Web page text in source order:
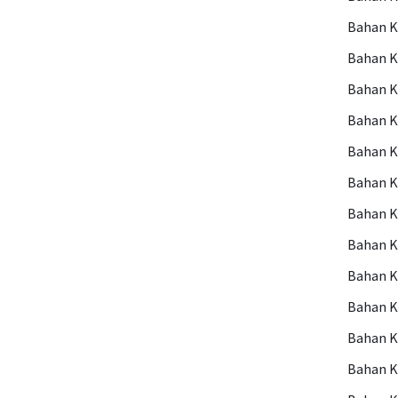
Bahan
Bahan
Bahan
Bahan
Bahan
Bahan
Bahan
Bahan
Bahan
Bahan
Bahan
Bahan